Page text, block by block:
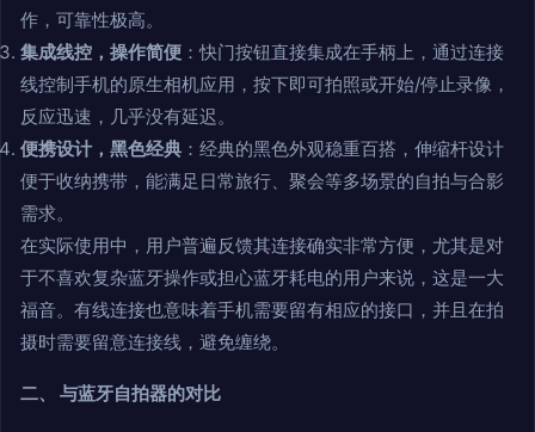
作，可靠性极高。
集成线控，操作简便 ：快门按钮直接集成在手柄上，通过连接
线控制手机的原生相机应用，按下即可拍照或开始/停止录像，
反应迅速，几乎没有延迟。
便携设计，黑色经典 ：经典的黑色外观稳重百搭，伸缩杆设计
便于收纳携带，能满足日常旅行、聚会等多场景的自拍与合影
需求。
在实际使用中，用户普遍反馈其连接确实非常方便，尤其是对
于不喜欢复杂蓝牙操作或担心蓝牙耗电的用户来说，这是一大
福音。有线连接也意味着手机需要留有相应的接口，并且在拍
摄时需要留意连接线，避免缠绕。
二、 与蓝牙自拍器的对比